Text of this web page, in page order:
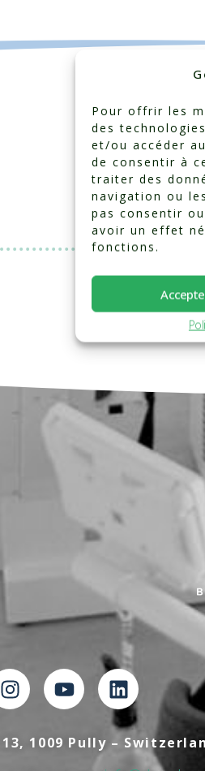
Pour offrir les
des
et/ou accéder
de consentir à
traiter des
navigation ou
pas consentir
avoir un effet
fonctions.
1009 Pully –